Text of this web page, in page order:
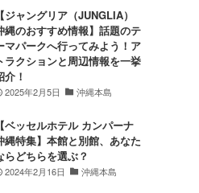
【ジャングリア（JUNGLIA）
縄のおすすめ情報】話題のテ
マパークへ行ってみよう！ア
ラクションと周辺情報を一挙
介！
2025年2月5日 沖縄本島
【ベッセルホテル カンパーナ
縄特集】本館と別館、あなた
らどちらを選ぶ？
2024年2月16日 沖縄本島